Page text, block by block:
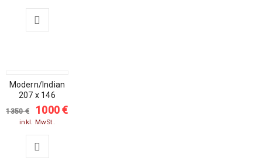
SALE
Modern/Indian
207 x 146
1350€ 1000€
inkl. MwSt.